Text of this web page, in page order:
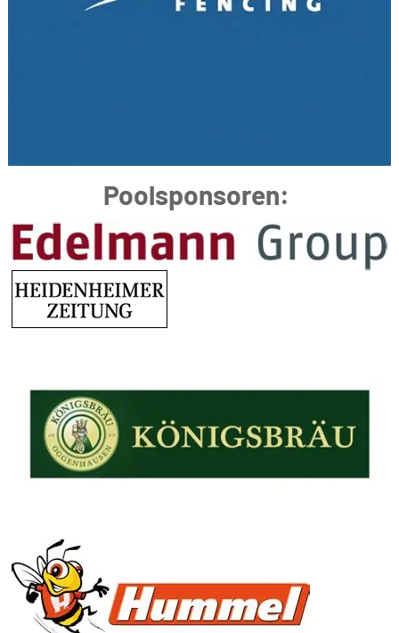
Poolsponsoren: